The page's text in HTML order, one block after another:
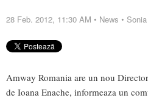
28 Feb. 2012, 11:30 AM • News •
Amway Romania are un nou
de Ioana Enache, informeaza un